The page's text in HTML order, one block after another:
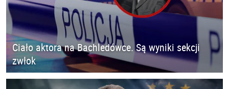
Ciało aktora na Bachledówce. Są wyniki sekcji
zwłok